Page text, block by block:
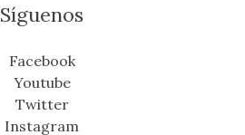
Síguenos
Facebook
Youtube
Twitter
Instagram